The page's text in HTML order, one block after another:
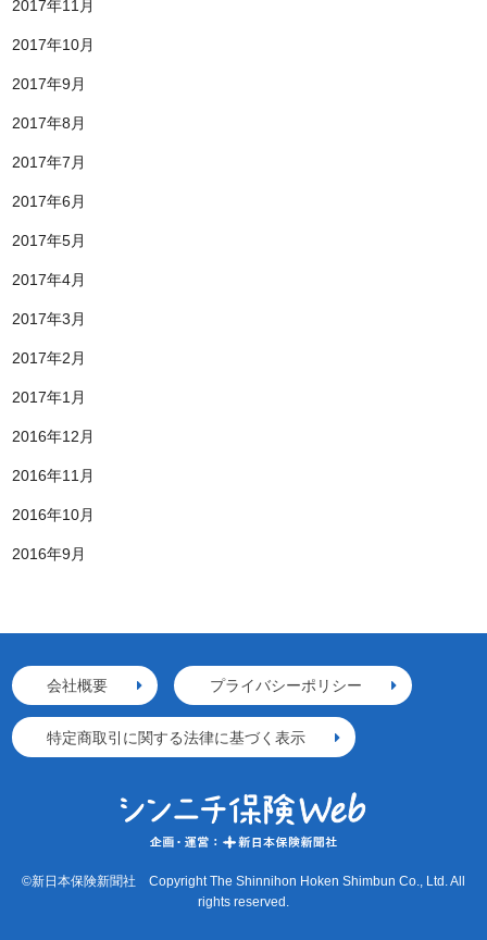
2017年11月
2017年10月
2017年9月
2017年8月
2017年7月
2017年6月
2017年5月
2017年4月
2017年3月
2017年2月
2017年1月
2016年12月
2016年11月
2016年10月
2016年9月
会社概要 プライバシーポリシー
特定商取引に関する法律に基づく表示
©新日本保険新聞社 Copyright The Shinnihon Hoken Shimbun Co., Ltd. All
rights reserved.